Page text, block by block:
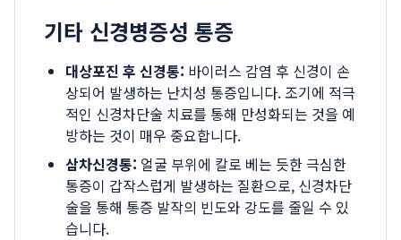
기타 신경병증성 통증
대상포진 후 신경통: 바이러스 감염 후 신경이 손
상되어 발생하는 난치성 통증입니다. 조기에 적극
적인 신경차단술 치료를 통해 만성화되는 것을 예
방하는 것이 매우 중요합니다.
삼차신경통: 얼굴 부위에 칼로 베는 듯한 극심한
통증이 갑작스럽게 발생하는 질환으로, 신경차단
술을 통해 통증 발작의 빈도와 강도를 줄일 수 있
습니다.